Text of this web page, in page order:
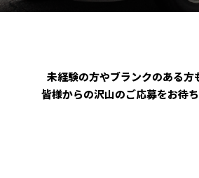
未経験の方やブランクのある方
皆様からの沢山のご応募をお待